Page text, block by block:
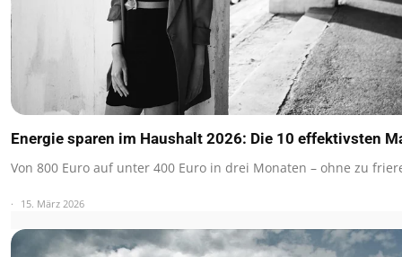
Energie sparen im Haushalt 2026: Die 10 effektivsten
Von 800 Euro auf unter 400 Euro in drei Monaten – ohne zu
15. März 2026